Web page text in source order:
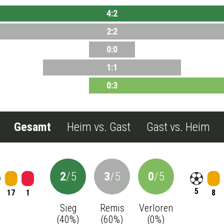
4:2
2:2
0:0
1:1
0:3
Gesamt Heim vs. Gast Gast vs. Heim
17 1
2/5
Sieg
(40%)
3/5
Remis
(60%)
0/5
Verloren
(0%)
5 8